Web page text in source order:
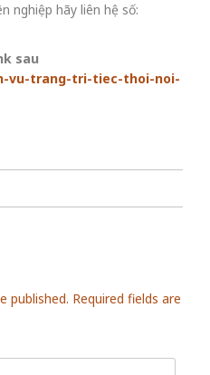
nghiệp hãy liên hệ số:
sau
vu-trang-tri-tiec-thoi-noi-
published. Required fields are